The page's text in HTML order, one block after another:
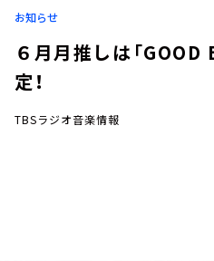
お知らせ
６月月推しは「GOOD
定！
TBSラジオ音楽情報